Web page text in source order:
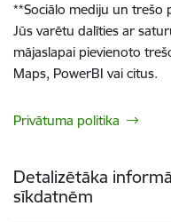
**Sociālo mediju un trešo
Jūs varētu dalīties ar
mājaslapai pievienoto
Maps, PowerBI vai citus.
Privātuma politika
Detalizētāka
sīkdatnēm